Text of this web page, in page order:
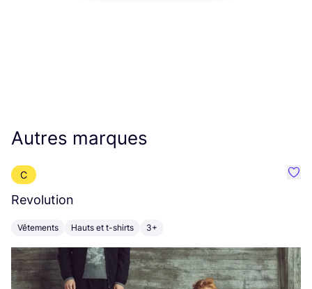
Autres marques
C
Revolution
Vêtements Hauts et t-shirts 3+